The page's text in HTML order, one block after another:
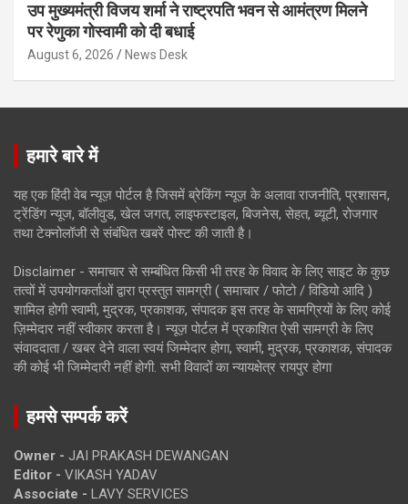
उप मुख्यमंत्री विजय शर्मा ने राष्ट्रपति भवन से आमंत्रण मिलने
पर रेणुका गोस्वामी को दी बधाई
August 6, 2026 News Desk
हमारे बारे में
यह एक हिंदी वेब न्यूज़ पोर्टल है जिसमें ब्रेकिंग न्यूज़ के अलावा राजनीति, प्रशासन,
ट्रेंडिंग न्यूज, बॉलीवुड, खेल जगत, लाइफस्टाइल, बिजनेस, सेहत, ब्यूटी, रोजगार
तथा टेक्नोलॉजी से संबंधित खबरें पोस्ट की जाती है।
Disclaimer - समाचार से सम्बंधित किसी भी तरह के विवाद के लिए साइट के कुछ
तत्वों में उपयोगकर्ताओं द्वारा प्रस्तुत सामग्री ( समाचार / फोटो / विडियो आदि )
शामिल होगी स्वामी, मुद्रक, प्रकाशक, संपादक इस तरह के सामग्रियों के लिए कोई
ज़िम्मेदार नहीं स्वीकार करता है। न्यूज़ पोर्टल में प्रकाशित ऐसी सामग्री के लिए
संवाददाता / खबर देने वाला स्वयं जिम्मेदार होगा, स्वामी, मुद्रक, प्रकाशक, संपादक
की कोई भी जिम्मेदारी नहीं होगी. सभी विवादों का न्यायक्षेत्र रायपुर होगा
हमसे सम्पर्क करें
Owner - JAI PRAKASH DEWANGAN
Editor - VIKASH YADAV
Associate - LAVY SERVICES